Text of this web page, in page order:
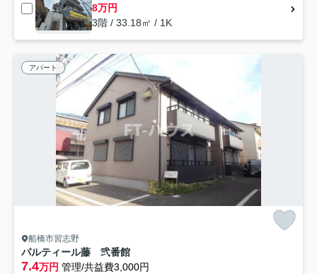
8万円
3階 / 33.18㎡ / 1K
アパート
船橋市習志野
パルティール藤 弐番館
7.4万円 管理/共益費3,000円